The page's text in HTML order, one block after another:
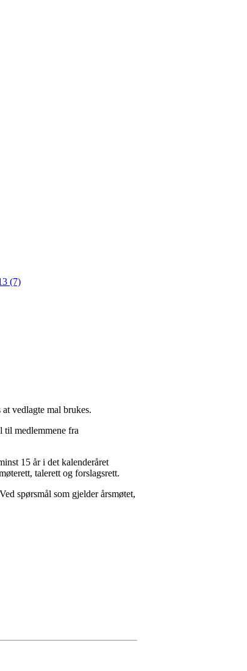
(7)
at vedlagte mal brukes.
til medlemmene fra
15 år i det kalenderåret
talerett og forslagsrett.
spørsmål som gjelder årsmøtet,